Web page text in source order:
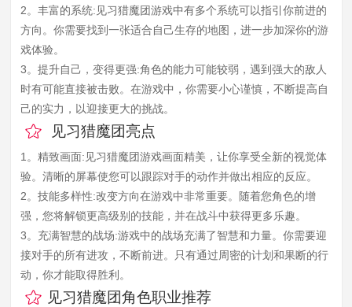
2。丰富的系统:见习猎魔团游戏中有多个系统可以指引你前进的
方向。你需要找到一张适合自己生存的地图，进一步加深你的游
戏体验。
3。提升自己，变得更强:角色的能力可能较弱，遇到强大的敌人
时有可能直接被击败。在游戏中，你需要小心谨慎，不断提高自
己的实力，以迎接更大的挑战。
见习猎魔团亮点
1。精致画面:见习猎魔团游戏画面精美，让你享受全新的视觉体
验。清晰的屏幕使您可以跟踪对手的动作并做出相应的反应。
2。技能多样性:改变方向在游戏中非常重要。随着您角色的增
强，您将解锁更高级别的技能，并在战斗中获得更多乐趣。
3。充满智慧的战场:游戏中的战场充满了智慧和力量。你需要迎
接对手的所有进攻，不断前进。只有通过周密的计划和果断的行
动，你才能取得胜利。
见习猎魔团角色职业推荐